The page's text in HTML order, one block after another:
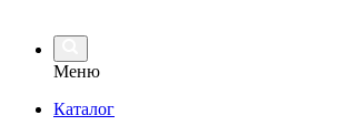
Меню
Каталог